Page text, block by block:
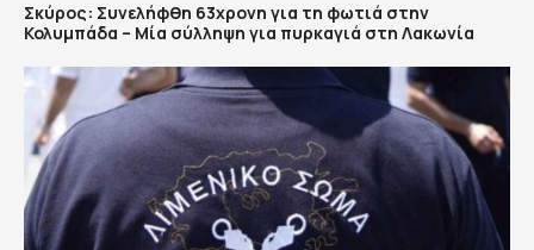
Σκύρος: Συνελήφθη 63χρονη για τη φωτιά στην
Κολυμπάδα – Μία σύλληψη για πυρκαγιά στη Λακωνία